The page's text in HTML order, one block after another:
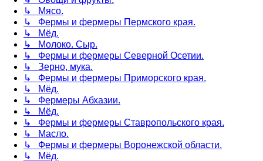
↳ Мясо.
↳ Фермы и фермеры Пермского края.
↳ Мёд.
↳ Молоко. Сыр.
↳ Фермы и фермеры Северной Осетии.
↳ Зерно, мука.
↳ Фермы и фермеры Приморского края.
↳ Мёд.
↳ Фермеры Абхазии.
↳ Мёд.
↳ Фермы и фермеры Ставропольского края.
↳ Масло.
↳ Фермы и фермеры Воронежской области.
↳ Мёд.